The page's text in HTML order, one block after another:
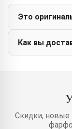
Это
Как вы
Скидки, новые